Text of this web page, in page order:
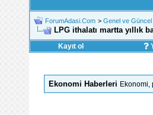
ForumAdasi.Com > Genel ve Güncel
LPG ithalatı martta yıllık
Kayıt ol
Ekonomi Haberleri Ekonomi,